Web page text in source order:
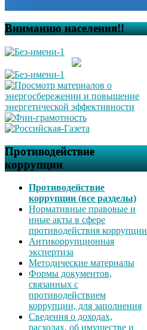
Вниманию населения!!
Противодействие
коррупции
Противодействие
коррупции (все разделы)
Нормативные правовые и
иные акты в сфере
противодействия коррупции
Антикоррупционная
экспертиза
Методические материалы
Формы документов,
связанных с
противодействием
коррупции, для заполнения
Сведения о доходах,
расходах, об имуществе и